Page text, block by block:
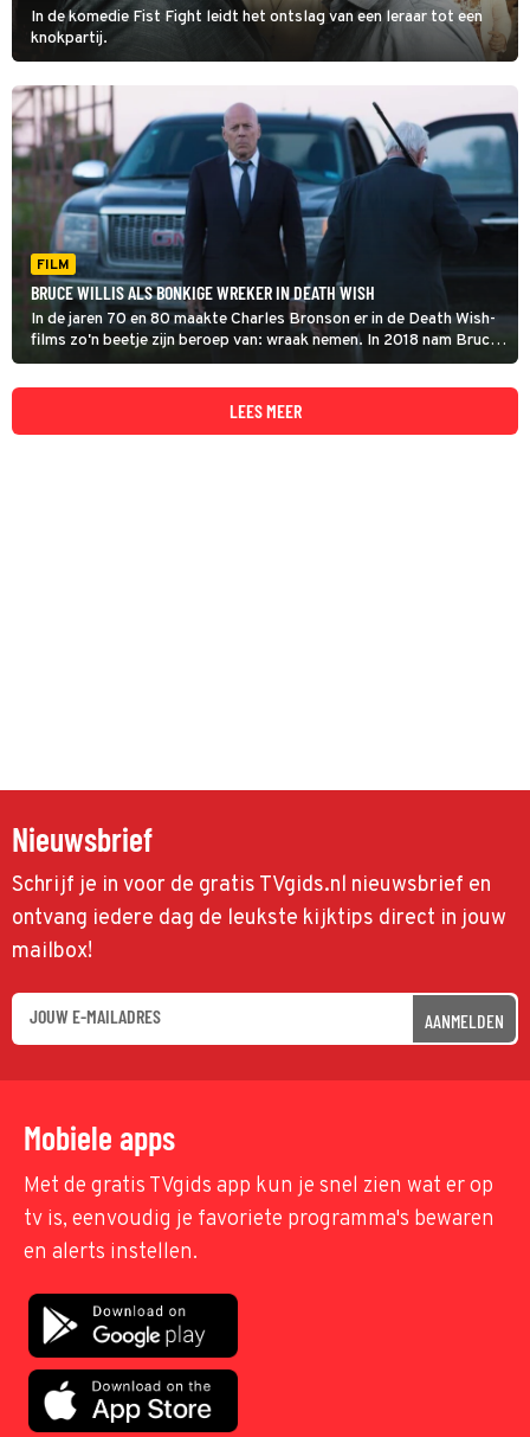
In de komedie Fist Fight leidt het ontslag van een leraar tot een
knokpartij.
FILM
BRUCE WILLIS ALS BONKIGE WREKER IN DEATH WISH
In de jaren 70 en 80 maakte Charles Bronson er in de Death Wish-
films zo'n beetje zijn beroep van: wraak nemen. In 2018 nam Bruce
Willis in deze remake van de cultklassieker het stokje over.
LEES MEER
Nieuwsbrief
Schrijf je in voor de gratis TVgids.nl nieuwsbrief en
ontvang iedere dag de leukste kijktips direct in jouw
mailbox!
AANMELDEN
Mobiele apps
Met de gratis TVgids app kun je snel zien wat er op
tv is, eenvoudig je favoriete programma's bewaren
en alerts instellen.